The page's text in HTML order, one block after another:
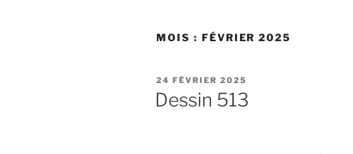
MOIS : FÉVRIER 2025
PUBLIÉ
LE
24 FÉVRIER 2025
Dessin 513